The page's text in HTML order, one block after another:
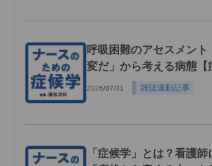
呼吸困難のアセスメント
変だ」から考える病態【
2026/07/31 雑誌連動記事
「症候学」とは？看護